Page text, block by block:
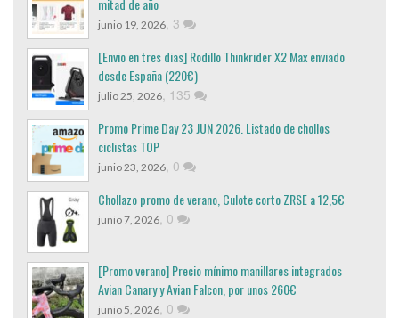
mitad de año
junio 19, 2026, 3
[Envio en tres dias] Rodillo Thinkrider X2 Max enviado
desde España (220€)
julio 25, 2026, 135
Promo Prime Day 23 JUN 2026. Listado de chollos
ciclistas TOP
junio 23, 2026, 0
Chollazo promo de verano, Culote corto ZRSE a 12,5€
junio 7, 2026, 0
[Promo verano] Precio mínimo manillares integrados
Avian Canary y Avian Falcon, por unos 260€
junio 5, 2026, 0